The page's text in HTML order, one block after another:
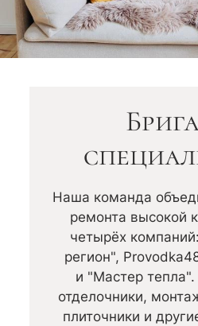
Наша команда
ремонта высокой
четырёх
регион",
и "Мастер
отделочники,
плиточники и